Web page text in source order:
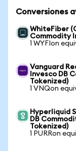
Conversiones
WhiteFiber
Commodity
1 WYFIon
Vanguard
Invesco DB
Tokenized)
1 VNQon
Hyperliquid
DB
Tokenized)
1 PURRon